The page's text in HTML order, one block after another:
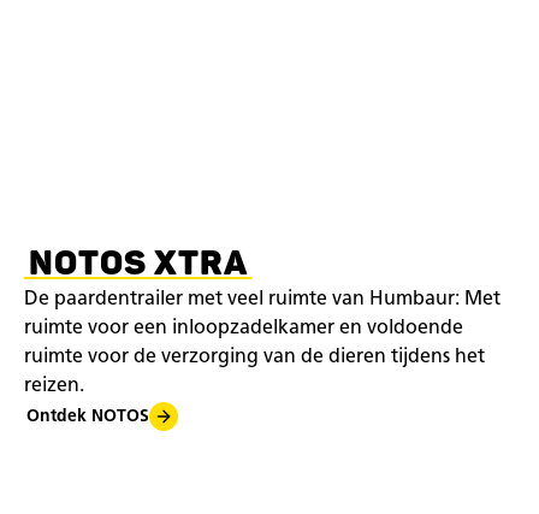
NOTOS XTRA
De paardentrailer met veel ruimte van Humbaur: Met
ruimte voor een inloopzadelkamer en voldoende
ruimte voor de verzorging van de dieren tijdens het
reizen.
Ontdek NOTOS